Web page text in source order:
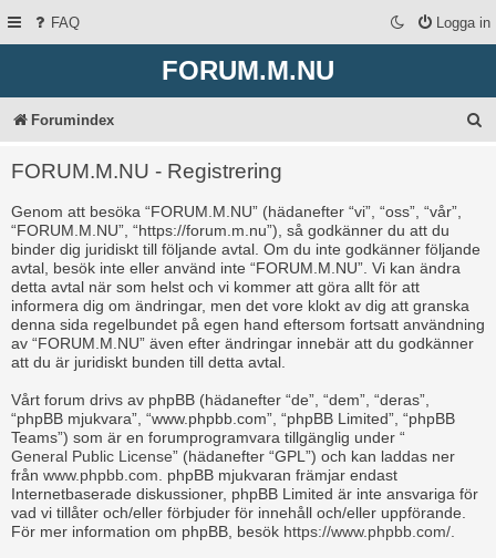
FAQ Logga in
FORUM.M.NU
Forumindex
FORUM.M.NU - Registrering
Genom att besöka “FORUM.M.NU” (hädanefter “vi”, “oss”, “vår”,
“FORUM.M.NU”, “https://forum.m.nu”), så godkänner du att du
binder dig juridiskt till följande avtal. Om du inte godkänner följande
avtal, besök inte eller använd inte “FORUM.M.NU”. Vi kan ändra
detta avtal när som helst och vi kommer att göra allt för att
informera dig om ändringar, men det vore klokt av dig att granska
denna sida regelbundet på egen hand eftersom fortsatt användning
av “FORUM.M.NU” även efter ändringar innebär att du godkänner
att du är juridiskt bunden till detta avtal.
Vårt forum drivs av phpBB (hädanefter “de”, “dem”, “deras”,
“phpBB mjukvara”, “www.phpbb.com”, “phpBB Limited”, “phpBB
Teams”) som är en forumprogramvara tillgänglig under “
General Public License” (hädanefter “GPL”) och kan laddas ner
från www.phpbb.com . phpBB mjukvaran främjar endast
Internetbaserade diskussioner, phpBB Limited är inte ansvariga för
vad vi tillåter och/eller förbjuder för innehåll och/eller uppförande.
För mer information om phpBB, besök https://www.phpbb.com/